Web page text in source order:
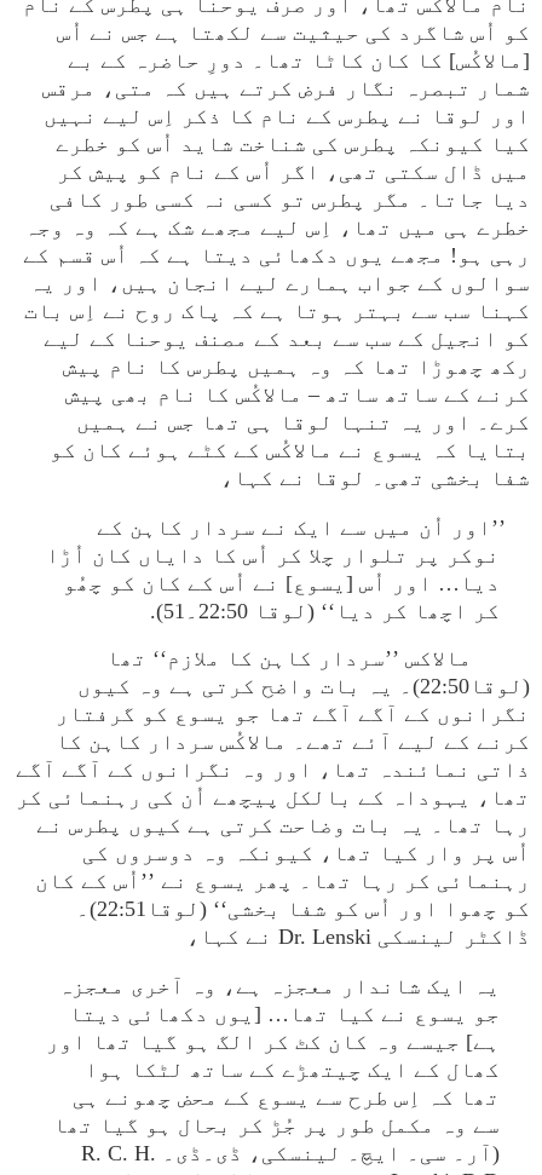
نام مالاکُس تھا، اور صرف یوحنا ہی پطرس کے نام
کو اُس شاگرد کی حیثیت سے لکھتا ہے جس نے اُس
[مالاکُس] کا کان کاٹا تھا۔ دورِ حاضرہ کے بے
شمار تبصرہ نگار فرض کرتے ہیں کہ متی، مرقس
اور لوقا نے پطرس کے نام کا ذکر اِس لیے نہیں
کیا کیونکہ پطرس کی شناخت شاید اُس کو خطرے
میں ڈال سکتی تھی، اگر اُس کے نام کو پیش کر
دیا جاتا۔ مگر پطرس تو کسی نہ کسی طور کافی
خطرے ہی میں تھا، اِس لیے مجھے شک ہے کہ وہ وجہ
رہی ہو! مجھے یوں دکھائی دیتا ہے کہ اُس قسم کے
سوالوں کے جواب ہمارے لیے انجان ہیں، اور یہ
کہنا سب سے بہتر ہوتا ہے کہ پاک روح نے اِس بات
کو انجیل کے سب سے بعد کے مصنف یوحنا کے لیے
رکھ چھوڑا تھا کہ وہ ہمیں پطرس کا نام پیش
کرنے کے ساتھ ساتھ – مالاکُس کا نام بھی پیش
کرے۔ اور یہ تنہا لوقا ہی تھا جس نے ہمیں
بتایا کہ یسوع نے مالاکُس کے کٹے ہوئے کان کو
شفا بخشی تھی۔ لوقا نے کہا،
’’اور اُن میں سے ایک نے سردار کاہن کے
نوکر پر تلوار چلا کر اُس کا دایاں کان اُڑا
دیا… اور اُس [یسوع] نے اُس کے کان کو چھُو
کر اچھا کر دیا‘‘ (لوقا 22:50۔51).
مالاکس ’’سردار کاہن کا ملازم‘‘ تھا
(لوقا22:50)۔ یہ بات واضح کرتی ہے وہ کیوں
نگرانوں کے آگے آگے تھا جو یسوع کو گرفتار
کرنے کے لیے آئے تھے۔ مالاکُس سردار کاہن کا
ذاتی نمائندہ تھا، اور وہ نگرانوں کے آگے آگے
تھا، یہوداہ کے بالکل پیچھے اُن کی رہنمائی کر
رہا تھا۔ یہ بات وضاحت کرتی ہے کیوں پطرس نے
اُس پر وار کیا تھا، کیونکہ وہ دوسروں کی
رہنمائی کر رہا تھا۔ پھر یسوع نے ’’اُس کے کان
کو چھوا اور اُس کو شفا بخشی‘‘ (لوقا22:51)۔
ڈاکٹر لینسکی Dr. Lenski نے کہا،
یہ ایک شاندار معجزہ ہے، وہ آخری معجزہ
جو یسوع نے کیا تھا… [یوں دکھائی دیتا
ہے] جیسے وہ کان کٹ کر الگ ہو گیا تھا اور
کھال کے ایک چیتھڑے کے ساتھ لٹکا ہوا
تھا کہ اِس طرح سے یسوع کے محض چھونے ہی
سے وہ مکمل طور پر جُڑ کر بحال ہو گیا تھا
(آر۔ سی۔ ایچ۔ لینسکی، ڈی۔ڈی۔ R. C. H.